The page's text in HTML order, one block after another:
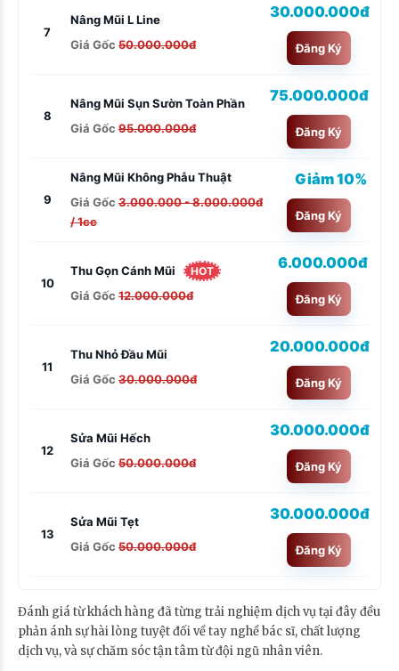
7
Nâng Mũi L Line
Giá Gốc 50.000.000đ
30.000.000đ
Đăng Ký
8
Nâng Mũi Sụn Sườn Toàn Phần
Giá Gốc 95.000.000đ
75.000.000đ
Đăng Ký
9
Nâng Mũi Không Phẫu Thuật
Giá Gốc 3.000.000 - 8.000.000đ
/ 1cc
Giảm 10%
Đăng Ký
10
Thu Gọn Cánh Mũi HOT
Giá Gốc 12.000.000đ
6.000.000đ
Đăng Ký
11
Thu Nhỏ Đầu Mũi
Giá Gốc 30.000.000đ
20.000.000đ
Đăng Ký
12
Sửa Mũi Hếch
Giá Gốc 50.000.000đ
30.000.000đ
Đăng Ký
13
Sửa Mũi Tẹt
Giá Gốc 50.000.000đ
30.000.000đ
Đăng Ký
Đánh giá từ khách hàng đã từng trải nghiệm dịch vụ tại đây đều
phản ánh sự hài lòng tuyệt đối về tay nghề bác sĩ, chất lượng
dịch vụ, và sự chăm sóc tận tâm từ đội ngũ nhân viên.